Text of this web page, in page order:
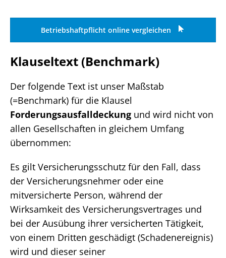
Betriebshaftpflicht online vergleichen
Klauseltext (Benchmark)
Der folgende Text ist unser Maßstab
(=Benchmark) für die Klausel
Forderungsausfalldeckung und wird nicht von
allen Gesellschaften in gleichem Umfang
übernommen:
Es gilt Versicherungsschutz für den Fall, dass
der Versicherungsnehmer oder eine
mitversicherte Person, während der
Wirksamkeit des Versicherungsvertrages und
bei der Ausübung ihrer versicherten Tätigkeit,
von einem Dritten geschädigt (Schadenereignis)
wird und dieser seiner